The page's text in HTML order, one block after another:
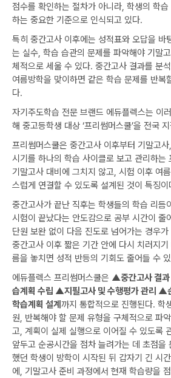
점수를 확인하는 절차가 아니라, 학생의 학
하는 중요한 기준으로 인식되고 있다.
특히 중간고사 이후에는 성적표와 오답을 바
는 실수, 학습 습관의 문제를 파악해야 기말
체적으로 세울 수 있다. 중간고사 결과를 분
여름방학을 맞이하면 같은 학습 문제를 반복
다.
자기주도학습 전문 브랜드 에듀플렉스는 이
해 중고등학생 대상 ‘프리썸머스쿨’을 전국
프리썸머스쿨은 중간고사 이후부터 기말고
시기를 하나의 학습 사이클로 보고 관리하는
기말고사 대비에 그치지 않고, 시험 이후 여
스럽게 연결할 수 있도록 설계된 것이 특징이
중간고사가 끝난 직후는 학생들의 학습 리듬
시험이 끝났다는 안도감으로 공부 시간이 줄
단원 보완 없이 다음 진도로 넘어가는 경우
중간고사 이후 짧은 기간 안에 다시 치러지
름을 놓치면 성적 반등의 기회도 줄어들 수
에듀플렉스 프리썸머스쿨은 ▲중간고사 결
습계획 수립 ▲지필고사 및 수행평가 관리
학습계획 설계 까지 통합적으로 진행된다. 학
원, 반복해야 할 문제 유형을 구체적으로 파
고, 계획이 실제 실행으로 이어질 수 있도록
앞두고 순공시간을 점차 늘려가는 데 초점을
했던 학생이 방학이 시작된 뒤 갑자기 긴 시
에, 기말고사 준비 과정에서 현재 학습량을